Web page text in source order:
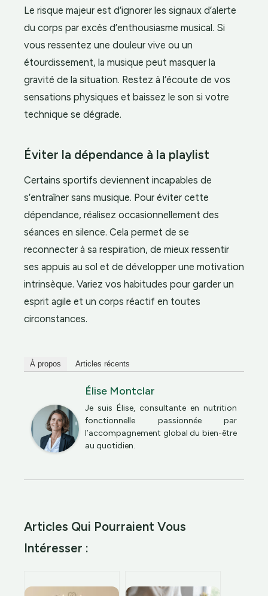
Le risque majeur est d’ignorer les signaux d’alerte
du corps par excès d’enthousiasme musical. Si
vous ressentez une douleur vive ou un
étourdissement, la musique peut masquer la
gravité de la situation. Restez à l’écoute de vos
sensations physiques et baissez le son si votre
technique se dégrade.
Éviter la dépendance à la playlist
Certains sportifs deviennent incapables de
s’entraîner sans musique. Pour éviter cette
dépendance, réalisez occasionnellement des
séances en silence. Cela permet de se
reconnecter à sa respiration, de mieux ressentir
ses appuis au sol et de développer une motivation
intrinsèque. Variez vos habitudes pour garder un
esprit agile et un corps réactif en toutes
circonstances.
À propos Articles récents
Élise Montclar
Je suis Élise, consultante en nutrition
fonctionnelle passionnée par
l’accompagnement global du bien-être
au quotidien.
Articles Qui Pourraient Vous
Intéresser :